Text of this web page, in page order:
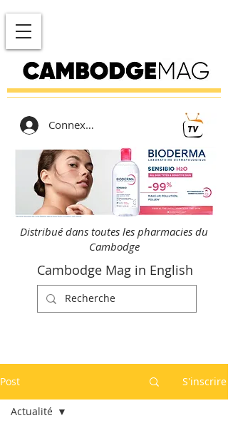
Connexion
Distribué dans toutes les pharmacies du
Cambodge
Cambodge Mag in English
Post S'inscrire
Actualité